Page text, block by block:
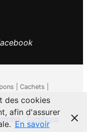
| Cachets |
Conditions
des cookies
afin d'assurer
En savoir